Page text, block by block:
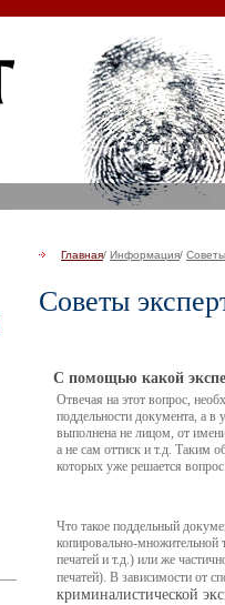
Главная/ Информация/
Советы
С помощью какой
Отвечая на этот вопрос,
поддельности документа, а в
выполнена не лицом, от
а не сам оттиск и т.д. Таким
которых уже решается
Что такое поддельный
копировально-множительной
печатей и т.д.) или же
печатей). В зависимости от
криминалистической